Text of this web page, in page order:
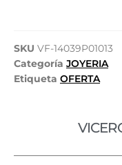
SKU VF-14039P01013
Categoría JOYERIA
Etiqueta OFERTA